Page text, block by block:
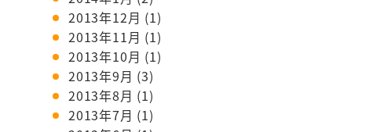
2013年12月 (1)
2013年11月 (1)
2013年10月 (1)
2013年9月 (3)
2013年8月 (1)
2013年7月 (1)